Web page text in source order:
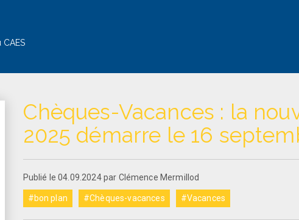
Chèques-Vacances : la
2025 démarre le 16
Publié le 04.09.2024 par Clémence Mermillod
#bon plan #Chèques-vacances #Vacances